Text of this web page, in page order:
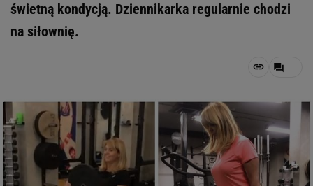
świetną kondycją. Dziennikarka regularnie chodzi
na siłownię.